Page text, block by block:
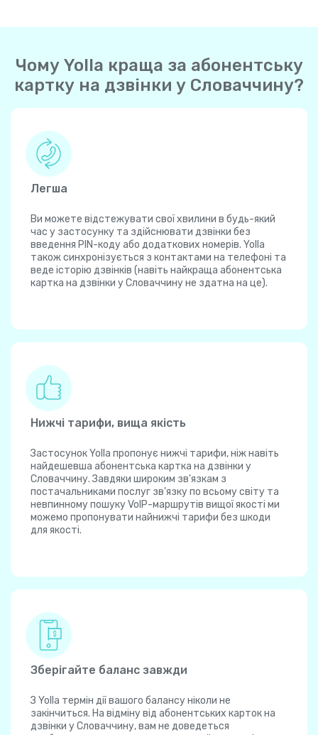
Чому Yolla краща за абонентську
картку на дзвінки у Словаччину?
Легша
Ви можете відстежувати свої хвилини в будь-який
час у застосунку та здійснювати дзвінки без
введення PIN-коду або додаткових номерів. Yolla
також синхронізується з контактами на телефоні та
веде історію дзвінків (навіть найкраща абонентська
картка на дзвінки у Словаччину не здатна на це).
Нижчі тарифи, вища якість
Застосунок Yolla пропонує нижчі тарифи, ніж навіть
найдешевша абонентська картка на дзвінки у
Словаччину. Завдяки широким зв'язкам з
постачальниками послуг зв'язку по всьому світу та
невпинному пошуку VoIP-маршрутів вищої якості ми
можемо пропонувати найнижчі тарифи без шкоди
для якості.
Зберігайте баланс завжди
З Yolla термін дії вашого балансу ніколи не
закінчиться. На відміну від абонентських карток на
дзвінки у Словаччину, вам не доведеться